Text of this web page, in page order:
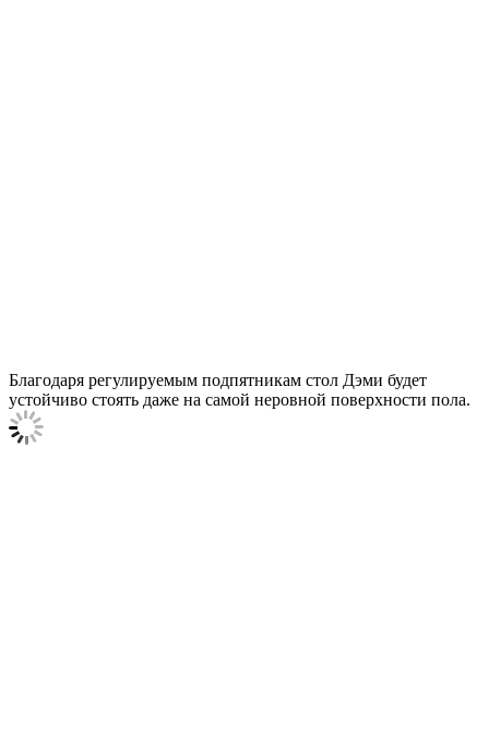
Благодаря регулируемым подпятникам стол Дэми будет
устойчиво стоять даже на самой неровной поверхности пола.